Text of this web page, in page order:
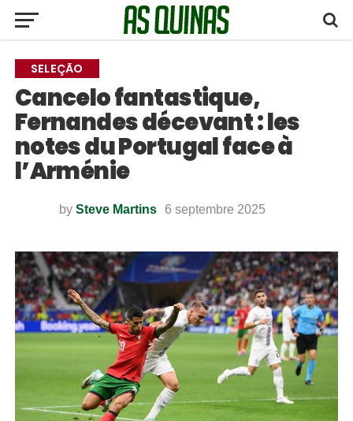
SELEÇÃO
Cancelo fantastique,
Fernandes décevant : les
notes du Portugal face à
l’Arménie
by Steve Martins 6 septembre 2025